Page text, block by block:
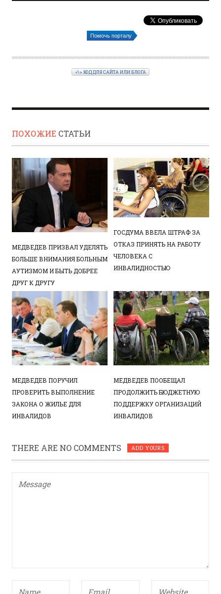
Помочь порталу
<\> КОД ДЛЯ САЙТА ИЛИ БЛОГА
ПОХОЖИЕ СТАТЬИ
МЕДВЕДЕВ ПРИЗВАЛ УДЕЛЯТЬ
БОЛЬШЕ ВНИМАНИЯ БОЛЬНЫМ
АУТИЗМОМ И БЫТЬ ДОБРЕЕ
ДРУГ К ДРУГУ
ГОСДУМА ВВЕЛА ШТРАФ ЗА
ОТКАЗ ПРИНЯТЬ НА РАБОТУ
ЧЕЛОВЕКА С
ИНВАЛИДНОСТЬЮ
МЕДВЕДЕВ ПОРУЧИЛ
ПРОВЕРИТЬ ВЫПОЛНЕНИЕ
ЗАКОНА О ЖИЛЬЕ ДЛЯ
ИНВАЛИДОВ
МЕДВЕДЕВ ПООБЕЩАЛ
ПРОДОЛЖИТЬ БЮДЖЕТНУЮ
ПОДДЕРЖКУ ОРГАНИЗАЦИЙ
ИНВАЛИДОВ
THERE ARE NO COMMENTS ADD YOURS